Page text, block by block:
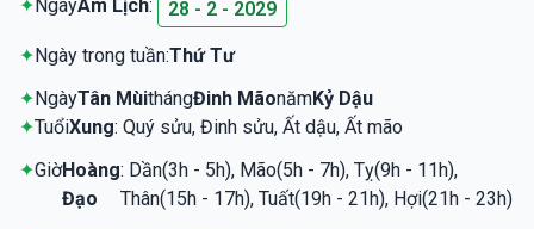
✦NgàyÂm Lịch: 28 - 2 - 2029
✦Ngày trong tuần:Thứ Tư
✦NgàyTân MùithángĐinh MãonămKỷ Dậu
✦TuổiXung: Quý sửu, Đinh sửu, Ất dậu, Ất mão
✦GiờHoàng
Đạo
: Dần(3h - 5h), Mão(5h - 7h), Tỵ(9h - 11h),
Thân(15h - 17h), Tuất(19h - 21h), Hợi(21h - 23h)